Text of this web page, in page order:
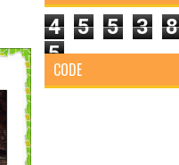
4 5 5 3 8
5
CODE